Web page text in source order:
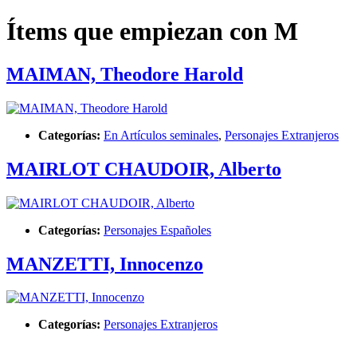
Ítems que empiezan con M
MAIMAN, Theodore Harold
Categorías: En Artículos seminales, Personajes Extranjeros
MAIRLOT CHAUDOIR, Alberto
Categorías: Personajes Españoles
MANZETTI, Innocenzo
Categorías: Personajes Extranjeros